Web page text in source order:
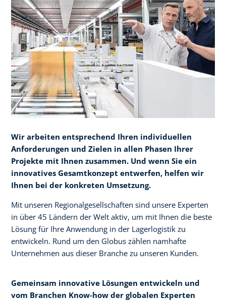
Wir arbeiten entsprechend Ihren individuellen
Anforderungen und Zielen in allen Phasen Ihrer
Projekte mit Ihnen zusammen. Und wenn Sie ein
innovatives Gesamtkonzept entwerfen, helfen wir
Ihnen bei der konkreten Umsetzung.​
Mit unseren Regionalgesellschaften sind unsere Experten
in über 45 Ländern der Welt aktiv, um mit Ihnen die beste
Lösung für Ihre Anwendung in der Lagerlogistik zu
entwickeln. Rund um den Globus zählen namhafte
Unternehmen aus dieser Branche zu unseren Kunden.
Gemeinsam innovative Lösungen entwickeln und
vom Branchen Know-how der globalen Experten